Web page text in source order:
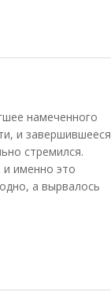
намеченного
и завершившееся
стремился.
и именно это
а вырвалось